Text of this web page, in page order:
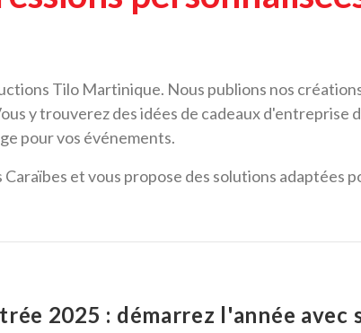
Tilo Martinique. Nous publions nos
y trouverez des idées de cadeaux d'entreprise
pour vos événements.
et vous propose des solutions adaptées
2025 : démarrez l'année avec